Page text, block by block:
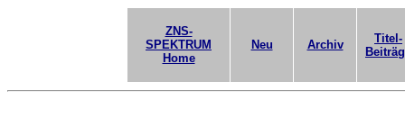
ZNS-
SPEKTRUM
Home
Neu Archiv
Titel-